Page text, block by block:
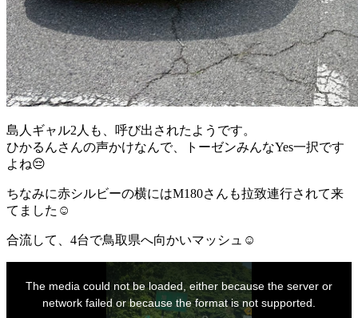
島人ギャル2人も、呼び出されたようです。
ひかるんさんの声かけなんで、トーゼンみんなYes一択です
よね😔
ちなみに赤シルビーの横にはM180さんも拉致連行されて来
てました☺️
合流して、4台で鳥取県へ向かいマッシュ☺️
The media could not be loaded, either because the server or
network failed or because the format is not supported.